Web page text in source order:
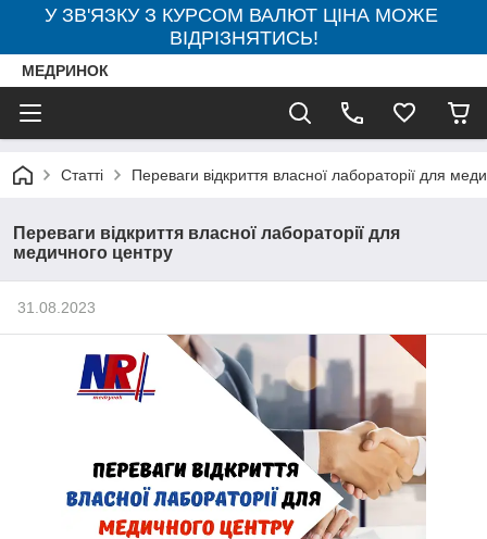
У ЗВ'ЯЗКУ З КУРСОМ ВАЛЮТ ЦІНА МОЖЕ
ВІДРІЗНЯТИСЬ!
МЕДРИНОК
Статті Переваги відкриття власної лабораторії для
Переваги відкриття власної лабораторії для
медичного центру
31.08.2023